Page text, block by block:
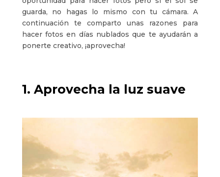
guarda, no hagas lo mismo con tu cámara. A
continuación te comparto unas razones para
hacer fotos en días nublados que te ayudarán a
ponerte creativo, ¡aprovecha!
1. Aprovecha la luz suave